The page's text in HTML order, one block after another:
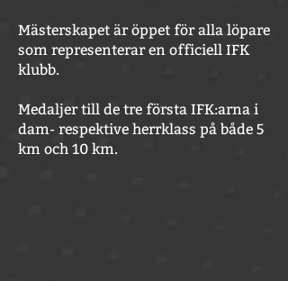
Mästerskapet är öppet för alla löpare
som representerar en officiell IFK
klubb.
Medaljer till de tre första IFK:arna i
dam- respektive herrklass på både 5
km och 10 km.